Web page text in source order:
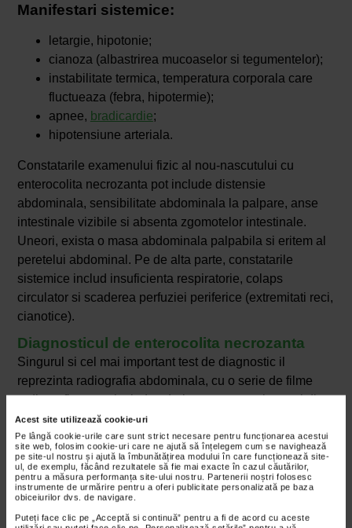
Acest site utilizează cookie-uri
Pe lângă cookie-urile care sunt strict necesare pentru funcționarea acestui
site web, folosim cookie-uri care ne ajută să înțelegem cum se navighează
pe site-ul nostru și ajută la îmbunătățirea modului în care funcționează site-
ul, de exemplu, făcând rezultatele să fie mai exacte în cazul căutărilor,
pentru a măsura performanța site-ului nostru. Partenerii noștri folosesc
instrumente de urmărire pentru a oferi publicitate personalizată pe baza
obiceiurilor dvs. de navigare.
Puteți face clic pe „Acceptă si continuă” pentru a fi de acord cu aceste
Manifestari sistemice:
letargie, hipotonie;
cianoza (albastrirea mucoaselor si tegumentelor);
instabilitate termica, temperatura corporala care
fluctueaza (febra, hipotermie);
apnee, bradicardie;
hipotensiune arteriala.
Constatarile examenului fizic al nou-nascutului cu
enterocolita necrozanta pot include distensie
abdominala, sensibilitate abdominala la palpare, anse
intestinale vizibile si absenta zgomotelor intestinale.
Uneori, exista o masa abdominala palpabila si eritem al
peretelui abdominal. Pe de alta parte, constatarile
sistemice includ insuficienta respiratorie, colaps
circulator si scaderea perfuziei periferice (extremitati reci,
cianotice).
Diagnosticul de enterocolita necrozanta
Singurul si cel mai important test de diagnostic il
reprezinta radiografia abdominala, cu o serie de filme
radiografice care includ vederi antero-posterioare si din
decubit lateral stang. In urma investigatiilor se pot
constata ansele intestinale dilatate si pneumatoza
intestinala (patognomica pentru enterocolita), edemul
peretelui intestinal. Pneumonatoza intestinala inseamna
de fapt vizualizarea unor cantitati mici de aer in peretele
intestinal. Aerul liber in abdomen (adica